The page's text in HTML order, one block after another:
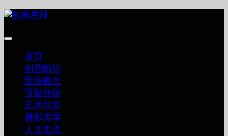
跳
内
首页
创意酷玩
新奇概念
节能环保
艺术欣赏
摄影美学
人文生态